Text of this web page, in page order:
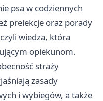
psa w codziennych
prelekcje oraz porady
wiedza, która
opiekunom.
straży
zasady
i wybiegów, a także